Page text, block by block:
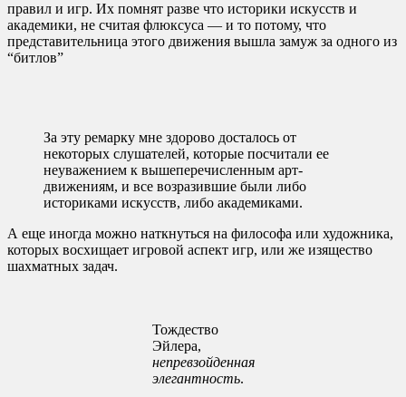
правил и игр. Их помнят разве что историки искусств и
академики, не считая флюксуса — и то потому, что
представительница этого движения вышла замуж за одного из
“битлов”
За эту ремарку мне здорово досталось от
некоторых слушателей, которые посчитали ее
неуважением к вышеперечисленным арт-
движениям, и все возразившие были либо
историками искусств, либо академиками.
А еще иногда можно наткнуться на философа или художника,
которых восхищает игровой аспект игр, или же изящество
шахматных задач.
Тождество
Эйлера,
непревзойденная
элегантность.